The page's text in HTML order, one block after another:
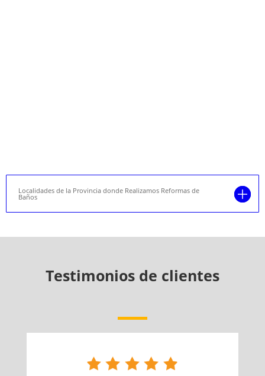
Localidades de la Provincia donde Realizamos Reformas de
Baños
Testimonios de clientes